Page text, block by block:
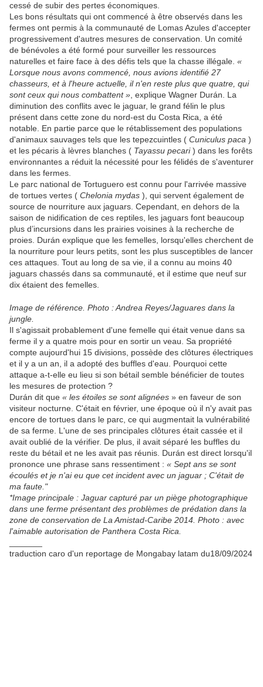
cessé de subir des pertes économiques.
Les bons résultats qui ont commencé à être observés dans les
fermes ont permis à la communauté de Lomas Azules d'accepter
progressivement d'autres mesures de conservation. Un comité
de bénévoles a été formé pour surveiller les ressources
naturelles et faire face à des défis tels que la chasse illégale. «
Lorsque nous avons commencé, nous avions identifié 27
chasseurs, et à l'heure actuelle, il n'en reste plus que quatre, qui
sont ceux qui nous combattent » , explique Wagner Durán. La
diminution des conflits avec le jaguar, le grand félin le plus
présent dans cette zone du nord-est du Costa Rica, a été
notable. En partie parce que le rétablissement des populations
d'animaux sauvages tels que les tepezcuintles ( Cuniculus paca )
et les pécaris à lèvres blanches ( Tayassu pecari) dans les forêts
environnantes a réduit la nécessité pour les félidés de s'aventurer
dans les fermes.
Le parc national de Tortuguero est connu pour l'arrivée massive
de tortues vertes ( Chelonia mydas ), qui servent également de
source de nourriture aux jaguars. Cependant, en dehors de la
saison de nidification de ces reptiles, les jaguars font beaucoup
plus d’incursions dans les prairies voisines à la recherche de
proies. Durán explique que les femelles, lorsqu'elles cherchent de
la nourriture pour leurs petits, sont les plus susceptibles de lancer
ces attaques. Tout au long de sa vie, il a connu au moins 40
jaguars chassés dans sa communauté, et il estime que neuf sur
dix étaient des femelles.
Image de référence. Photo : Andrea Reyes/Jaguares dans la
jungle.
Il s'agissait probablement d'une femelle qui était venue dans sa
ferme il y a quatre mois pour en sortir un veau. Sa propriété
compte aujourd'hui 15 divisions, possède des clôtures électriques
et il y a un an, il a adopté des buffles d'eau. Pourquoi cette
attaque a-t-elle eu lieu si son bétail semble bénéficier de toutes
les mesures de protection ?
Durán dit que « les étoiles se sont alignées » en faveur de son
visiteur nocturne. C'était en février, une époque où il n'y avait pas
encore de tortues dans le parc, ce qui augmentait la vulnérabilité
de sa ferme. L'une de ses principales clôtures était cassée et il
avait oublié de la vérifier. De plus, il avait séparé les buffles du
reste du bétail et ne les avait pas réunis. Durán est direct lorsqu'il
prononce une phrase sans ressentiment : « Sept ans se sont
écoulés et je n'ai eu que cet incident avec un jaguar ; C'était de
ma faute."
*Image principale : Jaguar capturé par un piège photographique
dans une ferme présentant des problèmes de prédation dans la
zone de conservation de La Amistad-Caribe 2014. Photo : avec
l'aimable autorisation de Panthera Costa Rica.
traduction caro d'un reportage de Mongabay latam du18/09/2024